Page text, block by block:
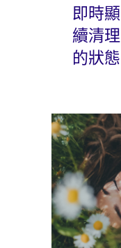
即時
續清
的狀